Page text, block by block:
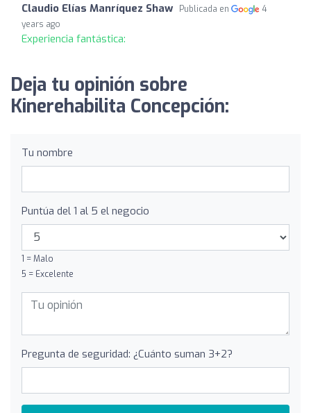
Claudio Elías Manríquez Shaw Publicada en
4
years ago
Experiencia fantástica:
Deja tu opinión sobre
Kinerehabilita Concepción:
Tu nombre
Puntúa del 1 al 5 el negocio
1 = Malo
5 = Excelente
Pregunta de seguridad: ¿Cuánto suman 3+2?